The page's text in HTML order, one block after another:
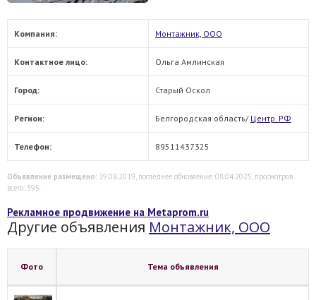
Компания: Монтажник, ООО
Контактное лицо: Ольга Амлинская
Город: Старый Оскол
Регион: Белгородская область/ Центр. РФ
Телефон: 89511437325
Объявление размещено: 19.08.2019, последнее обновление: 08.04.2025, просмотров
всего: 395.
Рекламное продвижение на Metaprom.ru
Другие объявления Монтажник, ООО
Фото Тема объявления